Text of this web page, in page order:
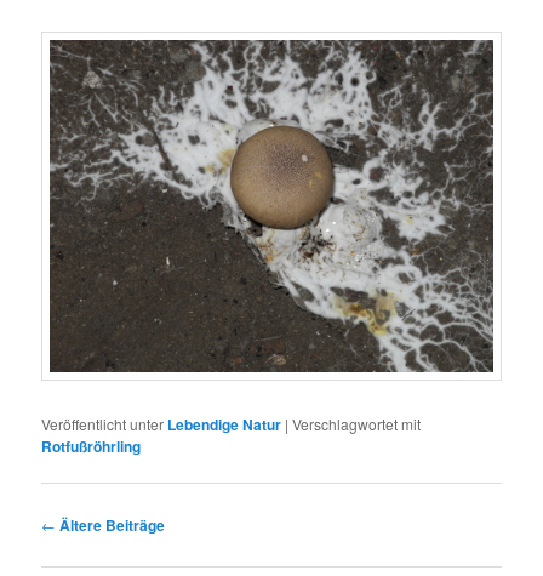
Veröffentlicht unter Lebendige Natur |Verschlagwortet mit
Rotfußröhrling
Beitrags-
← Ältere Beiträge